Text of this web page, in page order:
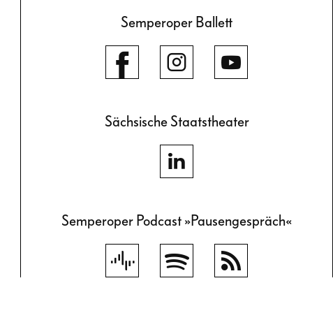
Semperoper Ballett
Sächsische Staatstheater
Semperoper Podcast »Pausengespräch«